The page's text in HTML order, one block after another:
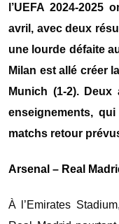
l’UEFA 2024-
avril, avec deux
une lourde défaite
Milan est allé créer
Munich (1-2).
enseignements,
matchs retour
Arsenal – Real
À l’Emirates